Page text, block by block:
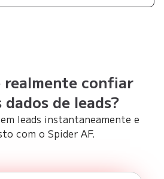
realmente confiar
dados de leads?
leads instantaneamente e
com o Spider AF.